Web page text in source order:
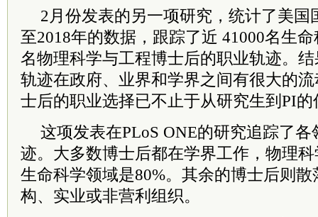
2月份发表的另一项研究，统计了美国
至2018年的数据，跟踪了近 41000名生
名物理科学与工程博士后的职业轨迹。
轨迹在政府、业界和学界之间有很大的
士后的职业选择已不止于从研究生到PI
这项发表在PLoS ONE的研究追踪了
迹。大多数博士后都在学界工作，物理
生命科学领域是80%。其余的博士后则
构、实业或非营利组织。